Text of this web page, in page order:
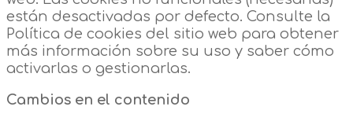
están desactivadas por defecto. Consulte la
Política de cookies del sitio web para obtener
más información sobre su uso y saber cómo
activarlas o gestionarlas.
Cambios en el contenido